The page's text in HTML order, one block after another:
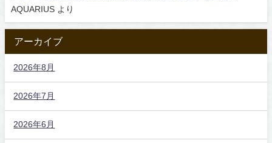
AQUARIUS より
アーカイブ
2026年8月
2026年7月
2026年6月